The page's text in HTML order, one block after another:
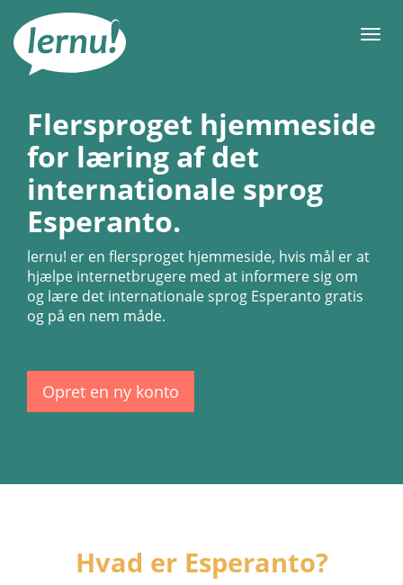
indholdet
Flersproget hjemmeside
for læring af det
internationale sprog
Esperanto.
lernu! er en flersproget hjemmeside, hvis mål er at
hjælpe internetbrugere med at informere sig om
og lære det internationale sprog Esperanto gratis
og på en nem måde.
Opret en ny konto
Hvad er Esperanto?